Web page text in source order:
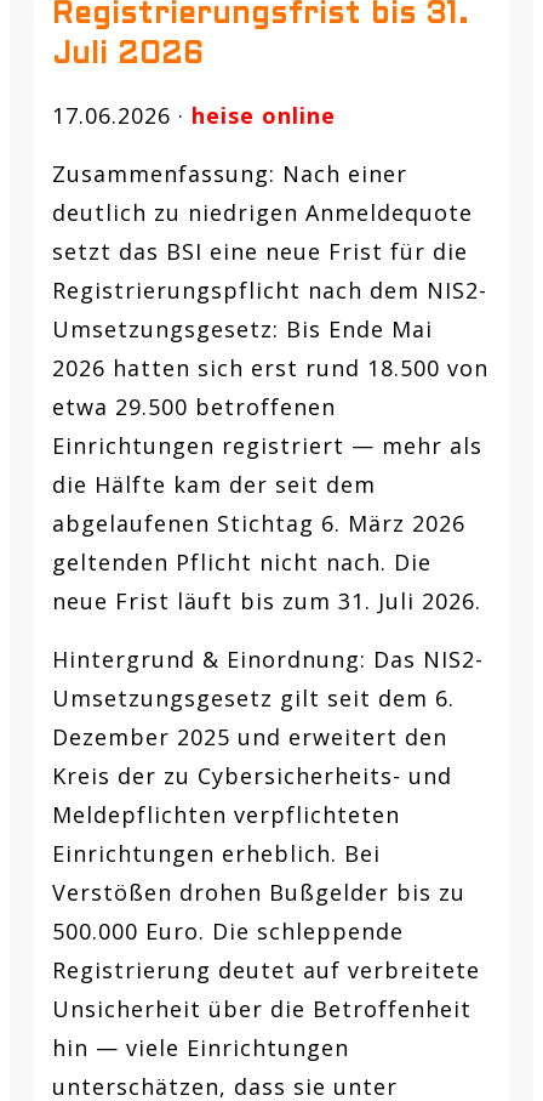
Registrierungsfrist bis 31.
Juli 2026
17.06.2026 · heise online
Zusammenfassung: Nach einer
deutlich zu niedrigen Anmeldequote
setzt das BSI eine neue Frist für die
Registrierungspflicht nach dem NIS2-
Umsetzungsgesetz: Bis Ende Mai
2026 hatten sich erst rund 18.500 von
etwa 29.500 betroffenen
Einrichtungen registriert — mehr als
die Hälfte kam der seit dem
abgelaufenen Stichtag 6. März 2026
geltenden Pflicht nicht nach. Die
neue Frist läuft bis zum 31. Juli 2026.
Hintergrund & Einordnung: Das NIS2-
Umsetzungsgesetz gilt seit dem 6.
Dezember 2025 und erweitert den
Kreis der zu Cybersicherheits- und
Meldepflichten verpflichteten
Einrichtungen erheblich. Bei
Verstößen drohen Bußgelder bis zu
500.000 Euro. Die schleppende
Registrierung deutet auf verbreitete
Unsicherheit über die Betroffenheit
hin — viele Einrichtungen
unterschätzen, dass sie unter